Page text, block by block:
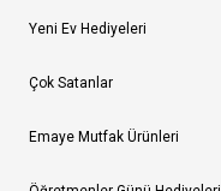
Yeni Ev Hediyeleri
Çok Satanlar
Emaye Mutfak Ürünleri